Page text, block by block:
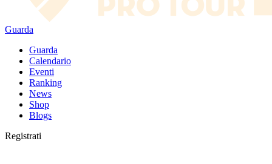
Guarda
Guarda
Calendario
Eventi
Ranking
News
Shop
Blogs
Registrati